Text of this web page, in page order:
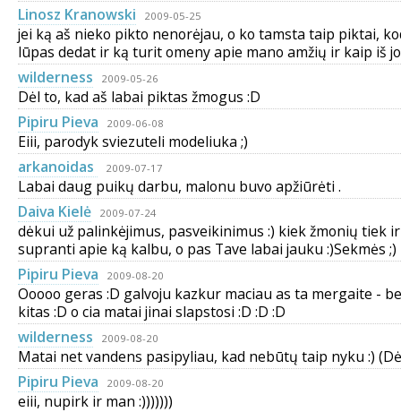
Linosz Kranowski
2009-05-25
jei ką aš nieko pikto nenorėjau, o ko tamsta taip piktai,
lūpas dedat ir ką turit omeny apie mano amžių ir kaip iš
wilderness
2009-05-26
Dėl to, kad aš labai piktas žmogus :D
Pipiru Pieva
2009-06-08
Eiii, parodyk sviezuteli modeliuka ;)
arkanoidas
2009-07-17
Labai daug puikų darbu, malonu buvo apžiūrėti .
Daiva Kielė
2009-07-24
dėkui už palinkėjimus, pasveikinimus :) kiek žmonių tiek
supranti apie ką kalbu, o pas Tave labai jauku :)Sekmės ;)
Pipiru Pieva
2009-08-20
Ooooo geras :D galvoju kazkur maciau as ta mergaite -
kitas :D o cia matai jinai slapstosi :D :D :D
wilderness
2009-08-20
Matai net vandens pasipyliau, kad nebūtų taip nyku :)
Pipiru Pieva
2009-08-20
eiii, nupirk ir man :)))))))